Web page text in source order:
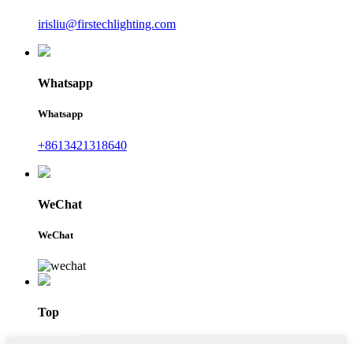
irisliu@firstechlighting.com
Whatsapp
Whatsapp
+8613421318640
WeChat
WeChat
Top